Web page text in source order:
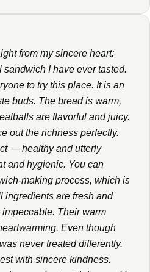
buds. The bread is warm,
are flavorful and juicy.
out the richness perfectly.
— healthy and utterly
and hygienic. You can
making process, which is
ingredients are fresh and
Their warm
Even though
never treated differently.
with sincere kindness.
and entertaining, and I
Besides, they also take
fallen in love with MEET